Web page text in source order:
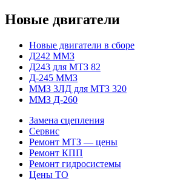
Новые двигатели
Новые двигатели в сборе
Д242 ММЗ
Д243 для МТЗ 82
Д-245 ММЗ
ММЗ 3ЛД для МТЗ 320
ММЗ Д-260
Замена сцепления
Сервис
Ремонт МТЗ — цены
Ремонт КПП
Ремонт гидросистемы
Цены ТО